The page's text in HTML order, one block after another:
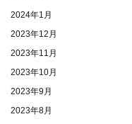
2024年1月
2023年12月
2023年11月
2023年10月
2023年9月
2023年8月